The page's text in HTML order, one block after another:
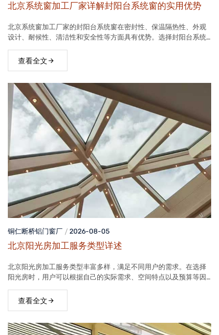
北京系统窗加工厂家详解封阳台系统窗的实用优势
北京系统窗加工厂家的封阳台系统窗在密封性、保温隔热性、外观
设计、耐候性、清洁性和安全性等方面具有优势。选择封阳台系统
体验。
查看全文
铜仁断桥铝门窗厂 2026-08-05
北京阳光房加工服务类型详述
北京阳光房加工服务类型丰富多样，满足不同用户的需求。在选择
阳光房时，用户可以根据自己的实际需求、空间特点以及预算等因
查看全文